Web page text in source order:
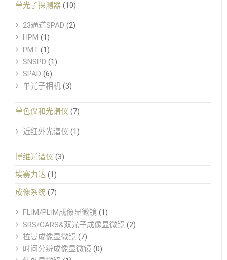
单光子探测器 (10)
23通道SPAD (2)
HPM (1)
PMT (1)
SNSPD (1)
SPAD (6)
单光子相机 (3)
单色仪和光谱仪 (7)
近红外光谱仪 (1)
博维光谱仪 (3)
埃赛力达 (1)
成像系统 (7)
FLIM/PLIM成像显微镜 (1)
SRS/CARS&双光子成像显微镜 (2)
拉曼成像显微镜 (7)
时间分辨成像显微镜 (0)